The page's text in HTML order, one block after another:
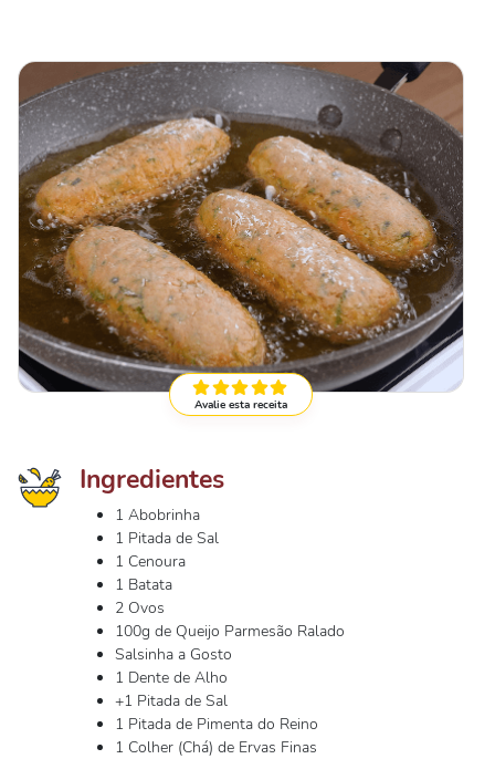
Avalie esta receita
Ingredientes
1 Abobrinha
1 Pitada de Sal
1 Cenoura
1 Batata
2 Ovos
100g de Queijo Parmesão Ralado
Salsinha a Gosto
1 Dente de Alho
+1 Pitada de Sal
1 Pitada de Pimenta do Reino
1 Colher (Chá) de Ervas Finas